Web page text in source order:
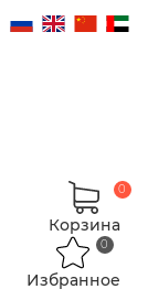
Корзина
0
Избранное
0